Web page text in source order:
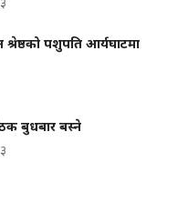
श्रेष्ठको पशुपति आर्यघाटमा
बुधबार बस्ने